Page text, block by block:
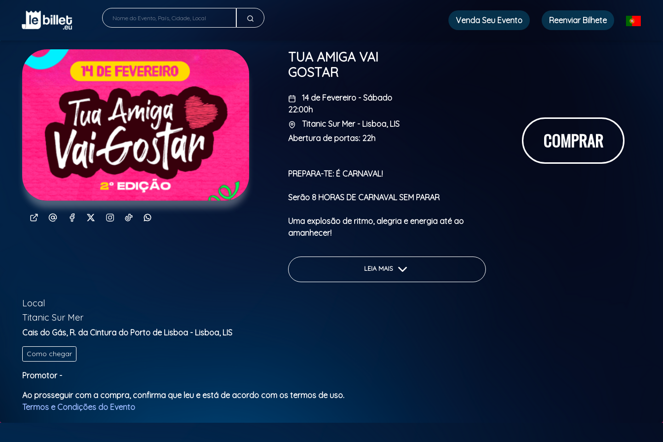
Venda Seu Evento Reenviar Bilhete
TUA AMIGA VAI
GOSTAR
14 de Fevereiro - Sábado
22:00h
Titanic Sur Mer - Lisboa, LIS
Abertura de portas: 22h
PREPARA-TE: É CARNAVAL!
Serão 8 HORAS DE CARNAVAL SEM PARAR
Uma explosão de ritmo, alegria e energia até ao
amanhecer!
Batucada brasileira para arrepiar
Banda de axé para cantar e saltar
Aqui a energia não desce… só sobe!
Lugares limitados
LEIA MAIS
COMPRAR
Local
Titanic Sur Mer
Cais do Gás, R. da Cintura do Porto de Lisboa - Lisboa, LIS
Como chegar
Promotor -
Ao prosseguir com a compra, confirma que leu e está de acordo com os termos de uso.
Termos e Condições do Evento